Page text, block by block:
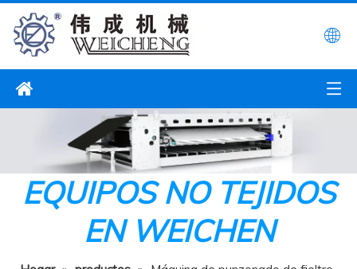
EQUIPOS NO TEJIDOS
EN WEICHEN